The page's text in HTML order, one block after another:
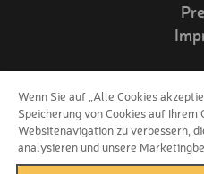
Wenn Sie auf „Alle Cookies
Speicherung von Cookies auf Ihrem
Websitenavigation zu verbessern,
analysieren und unsere